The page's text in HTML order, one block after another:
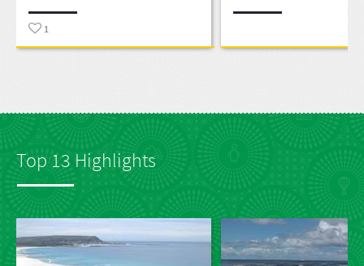
1
Top 13 Highlights